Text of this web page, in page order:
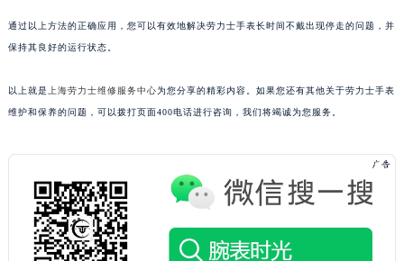
通过以上方法的正确应用，您可以有效地解决劳力士手表长时间不戴出现停走的问题，并
保持其良好的运行状态。
以上就是 上海劳力士维修服务中心为您分享的精彩内容。如果您还有其他关于劳力士手表
维护和保养的问题，可以拨打页面400电话进行咨询，我们将竭诚为您服务。